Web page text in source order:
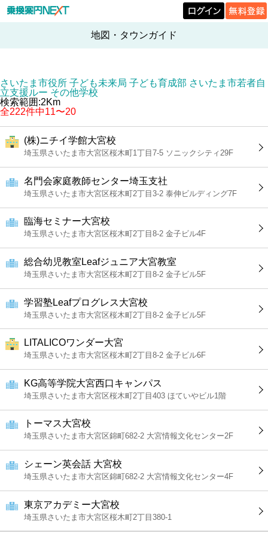
地図・タウンガイド
さいたま市役所 子ども未来局 子ども育成部 さいたま市若者自
立支援ルー その他学校
検索範囲:2Km
全222件中11〜20
(株)ニチイ学館大宮校
埼玉県さいたま市大宮区桜木町1丁目7-5 ソニックシティ29F
名門会家庭教師センター埼玉支社
埼玉県さいたま市大宮区桜木町2丁目3-2 泰伸ビルディング7F
臨海セミナー大宮校
埼玉県さいたま市大宮区桜木町2丁目8-2 金子ビル4F
総合幼児教室Leafジュニア大宮教室
埼玉県さいたま市大宮区桜木町2丁目8-2 金子ビル5F
学習塾Leafプログレス大宮校
埼玉県さいたま市大宮区桜木町2丁目8-2 金子ビル5F
LITALICOワンダー大宮
埼玉県さいたま市大宮区桜木町2丁目8-2 金子ビル6F
KG高等学院大宮西口キャンパス
埼玉県さいたま市大宮区桜木町2丁目403 ほていやビル1階
トーマス大宮校
埼玉県さいたま市大宮区錦町682-2 大宮情報文化センター2F
シェーン英会話 大宮校
埼玉県さいたま市大宮区錦町682-2 大宮情報文化センター4F
東京アカデミー大宮校
埼玉県さいたま市大宮区桜木町2丁目380-1